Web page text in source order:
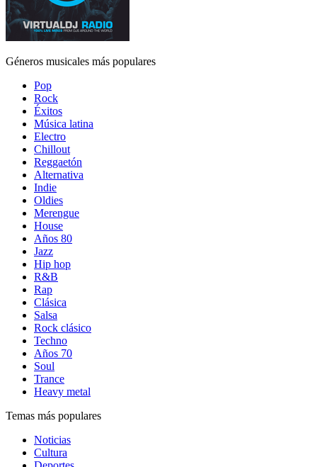
Géneros musicales más populares
Pop
Rock
Éxitos
Música latina
Electro
Chillout
Reggaetón
Alternativa
Indie
Oldies
Merengue
House
Años 80
Jazz
Hip hop
R&B
Rap
Clásica
Salsa
Rock clásico
Techno
Años 70
Soul
Trance
Heavy metal
Temas más populares
Noticias
Cultura